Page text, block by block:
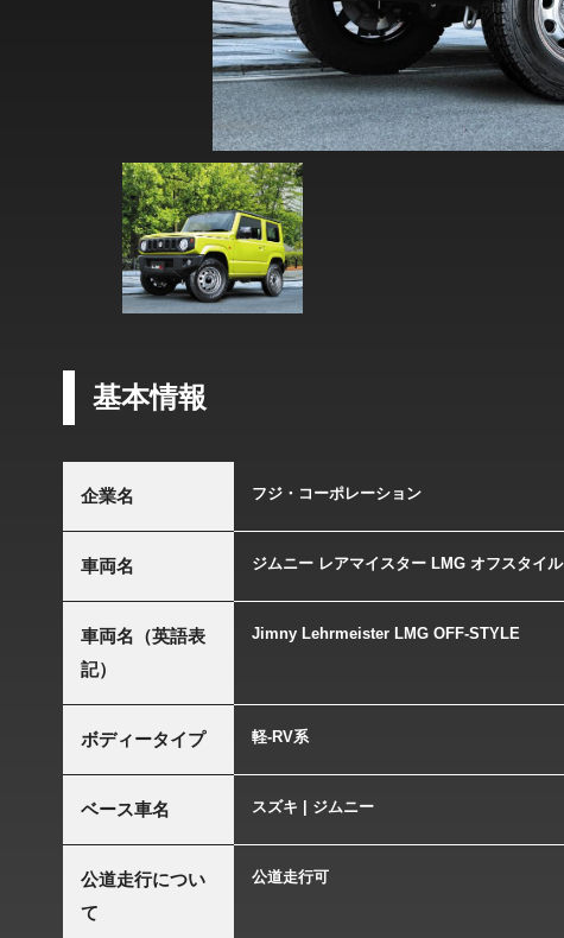
基本情報
企業名 フジ・コーポレーション
車両名 ジムニー レアマイスター LMG オフスタイル
車両名（英語表
記）
Jimny Lehrmeister LMG OFF-STYLE
ボディータイプ 軽-RV系
ベース車名 スズキ | ジムニー
公道走行につい
て
公道走行可